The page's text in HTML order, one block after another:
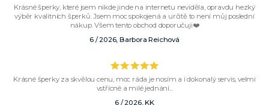
Krásné šperky, které jsem nikde jinde na internetu neviděla, opravdu hezký
výběr kvalitních šperků. Jsem moc spokojená a určitě to není můj poslední
nákup. Všem tento obchod doporučuji❤️
6 / 2026, Barbora Reichová
Krásné šperky za skvělou cenu, moc ráda je nosím a i dokonalý servis, velmi
vstřícné a milé jednání...
6 / 2026, KK